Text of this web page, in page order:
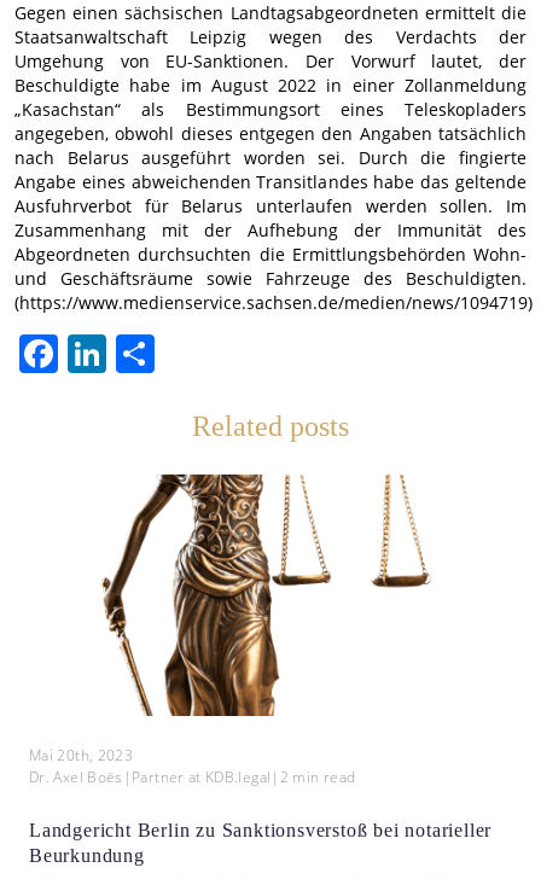
Gegen einen sächsischen Landtagsabgeordneten ermittelt die
Staatsanwaltschaft Leipzig wegen des Verdachts der
Umgehung von EU-Sanktionen. Der Vorwurf lautet, der
Beschuldigte habe im August 2022 in einer Zollanmeldung
„Kasachstan“ als Bestimmungsort eines Teleskopladers
angegeben, obwohl dieses entgegen den Angaben tatsächlich
nach Belarus ausgeführt worden sei. Durch die fingierte
Angabe eines abweichenden Transitlandes habe das geltende
Ausfuhrverbot für Belarus unterlaufen werden sollen. Im
Zusammenhang mit der Aufhebung der Immunität des
Abgeordneten durchsuchten die Ermittlungsbehörden Wohn-
und Geschäftsräume sowie Fahrzeuge des Beschuldigten.
(https://www.medienservice.sachsen.de/medien/news/1094719)
FacebookLinkedIn
Related posts
Mai 20th, 2023
Dr. Axel Boës | Partner at KDB.legal | 2 min read
Landgericht Berlin zu Sanktionsverstoß bei notarieller
Beurkundung